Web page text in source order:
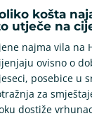
košta
utječe na
najma vila na
ovisno o
posebice u
za
dostiže